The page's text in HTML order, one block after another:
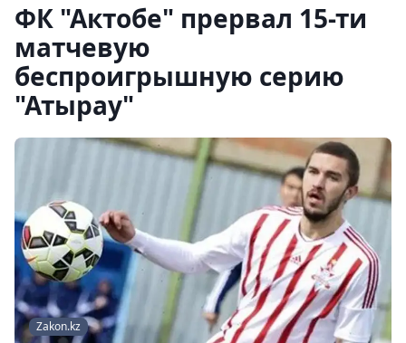
ФК "Актобе" прервал 15-ти
матчевую
беспроигрышную серию
"Атырау"
Zakon.kz